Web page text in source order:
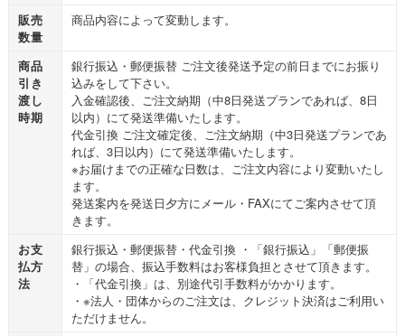
販売
数量
商品内容によって変動します。
商品
引き
渡し
時期
銀行振込・郵便振替 ご注文後発送予定の前日までにお振り
込みをして下さい。
入金確認後、ご注文納期（中8日発送プランであれば、8日
以内）にて発送準備いたします。
代金引換 ご注文確定後、ご注文納期（中3日発送プランであ
れば、3日以内）にて発送準備いたします。
※お届けまでの正確な日数は、ご注文内容により変動いたし
ます。
発送案内を発送日夕方にメール・FAXにてご案内させて頂
きます。
お支
払方
法
銀行振込・郵便振替・代金引換 ・「銀行振込」「郵便振
替」の場合、振込手数料はお客様負担とさせて頂きます。
・「代金引換」は、別途代引手数料がかかります。
・※法人・団体からのご注文は、クレジット決済はご利用い
ただけません。